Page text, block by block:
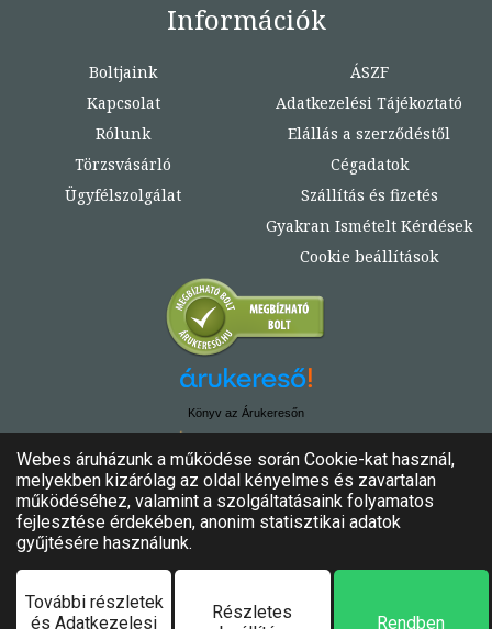
Információk
Boltjaink
Kapcsolat
Rólunk
Törzsvásárló
Ügyfélszolgálat
ÁSZF
Adatkezelési Tájékoztató
Elállás a szerződéstől
Cégadatok
Szállítás és fizetés
Gyakran Ismételt Kérdések
Cookie beállítások
Könyv az Árukeresőn
Minden jog fenntartva!